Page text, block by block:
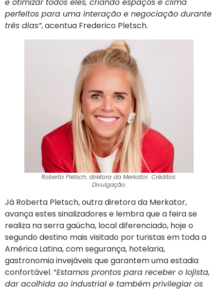
perfeitos para uma interação e negociação durante
três dias”, acentua Frederico Pletsch.
Roberta Pletsch, diretora da Merkator. Créditos:
Divulgação.
Já Roberta Pletsch, outra diretora da Merkator,
avança estes sinalizadores e lembra que a feira se
realiza na serra gaúcha, local diferenciado, hoje o
segundo destino mais visitado por turistas em toda a
América Latina, com segurança, hotelaria,
gastronomia invejáveis que garantem uma estadia
confortável. “Estamos prontos para receber o lojista,
dar acolhida ao industrial e também privilegiar os